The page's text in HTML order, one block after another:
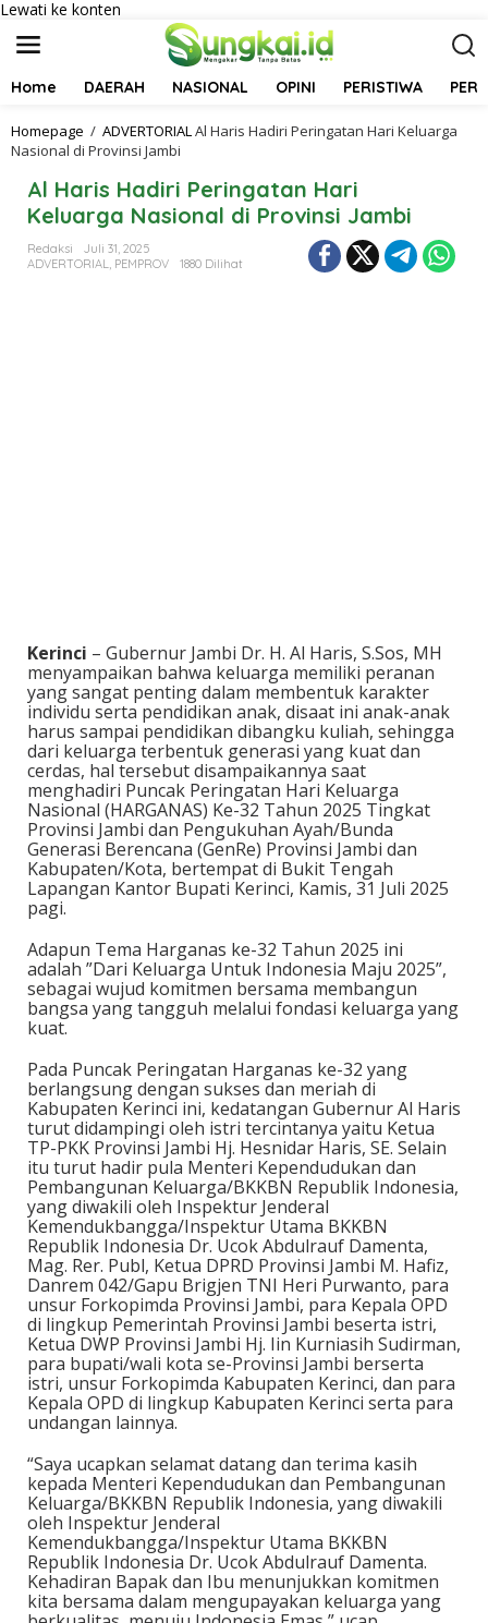
Lewati ke konten
Home DAERAH NASIONAL OPINI PERISTIWA
Homepage / ADVERTORIALAl Haris Hadiri Peringatan Hari Keluarga
Nasional di Provinsi Jambi
Al Haris Hadiri Peringatan Hari
Keluarga Nasional di Provinsi Jambi
Redaksi
Juli 31, 2025
ADVERTORIAL, PEMPROV 1880 Dilihat
Kerinci – Gubernur Jambi Dr. H. Al Haris, S.Sos, MH
menyampaikan bahwa keluarga memiliki peranan
yang sangat penting dalam membentuk karakter
individu serta pendidikan anak, disaat ini anak-anak
harus sampai pendidikan dibangku kuliah, sehingga
dari keluarga terbentuk generasi yang kuat dan
cerdas, hal tersebut disampaikannya saat
menghadiri Puncak Peringatan Hari Keluarga
Nasional (HARGANAS) Ke-32 Tahun 2025 Tingkat
Provinsi Jambi dan Pengukuhan Ayah/Bunda
Generasi Berencana (GenRe) Provinsi Jambi dan
Kabupaten/Kota, bertempat di Bukit Tengah
Lapangan Kantor Bupati Kerinci, Kamis, 31 Juli 2025
pagi.
Adapun Tema Harganas ke-32 Tahun 2025 ini
adalah ”Dari Keluarga Untuk Indonesia Maju 2025”,
sebagai wujud komitmen bersama membangun
bangsa yang tangguh melalui fondasi keluarga yang
kuat.
Pada Puncak Peringatan Harganas ke-32 yang
berlangsung dengan sukses dan meriah di
Kabupaten Kerinci ini, kedatangan Gubernur Al Haris
turut didampingi oleh istri tercintanya yaitu Ketua
TP-PKK Provinsi Jambi Hj. Hesnidar Haris, SE. Selain
itu turut hadir pula Menteri Kependudukan dan
Pembangunan Keluarga/BKKBN Republik Indonesia,
yang diwakili oleh Inspektur Jenderal
Kemendukbangga/Inspektur Utama BKKBN
Republik Indonesia Dr. Ucok Abdulrauf Damenta,
Mag. Rer. Publ, Ketua DPRD Provinsi Jambi M. Hafiz,
Danrem 042/Gapu Brigjen TNI Heri Purwanto, para
unsur Forkopimda Provinsi Jambi, para Kepala OPD
di lingkup Pemerintah Provinsi Jambi beserta istri,
Ketua DWP Provinsi Jambi Hj. Iin Kurniasih Sudirman,
para bupati/wali kota se-Provinsi Jambi berserta
istri, unsur Forkopimda Kabupaten Kerinci, dan para
Kepala OPD di lingkup Kabupaten Kerinci serta para
undangan lainnya.
“Saya ucapkan selamat datang dan terima kasih
kepada Menteri Kependudukan dan Pembangunan
Keluarga/BKKBN Republik Indonesia, yang diwakili
oleh Inspektur Jenderal
Kemendukbangga/Inspektur Utama BKKBN
Republik Indonesia Dr. Ucok Abdulrauf Damenta.
Kehadiran Bapak dan Ibu menunjukkan komitmen
kita bersama dalam mengupayakan keluarga yang